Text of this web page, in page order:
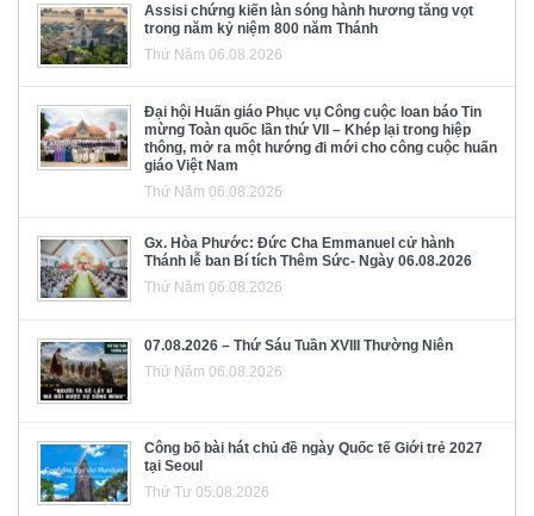
Assisi chứng kiến làn sóng hành hương tăng vọt
trong năm kỷ niệm 800 năm Thánh
Thứ Năm 06.08.2026
Đại hội Huấn giáo Phục vụ Công cuộc loan báo Tin
mừng Toàn quốc lần thứ VII – Khép lại trong hiệp
thông, mở ra một hướng đi mới cho công cuộc huấn
giáo Việt Nam
Thứ Năm 06.08.2026
Gx. Hòa Phước: Đức Cha Emmanuel cử hành
Thánh lễ ban Bí tích Thêm Sức- Ngày 06.08.2026
Thứ Năm 06.08.2026
07.08.2026 – Thứ Sáu Tuần XVIII Thường Niên
Thứ Năm 06.08.2026
Công bố bài hát chủ đề ngày Quốc tế Giới trẻ 2027
tại Seoul
Thứ Tư 05.08.2026